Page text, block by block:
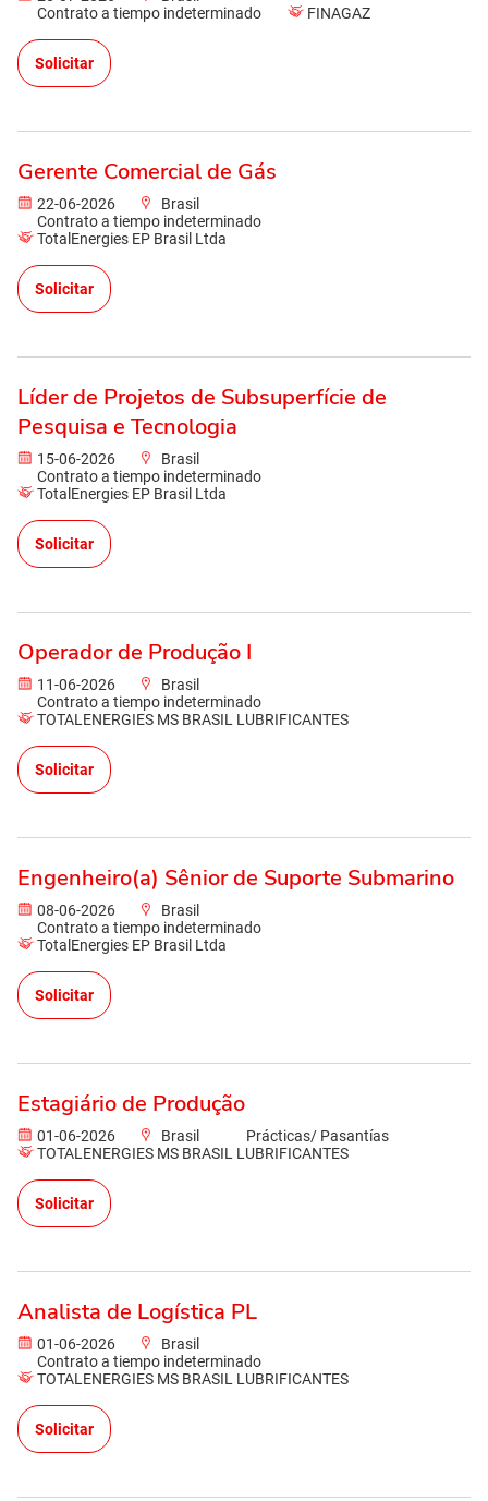
Contrato a tiempo indeterminado
FINAGAZ
Solicitar
Gerente Comercial de Gás
22-06-2026
Brasil
Contrato a tiempo indeterminado
TotalEnergies EP Brasil Ltda
Solicitar
Líder de Projetos de Subsuperfície de
Pesquisa e Tecnologia
15-06-2026
Brasil
Contrato a tiempo indeterminado
TotalEnergies EP Brasil Ltda
Solicitar
Operador de Produção I
11-06-2026
Brasil
Contrato a tiempo indeterminado
TOTALENERGIES MS BRASIL LUBRIFICANTES
Solicitar
Engenheiro(a) Sênior de Suporte Submarino
08-06-2026
Brasil
Contrato a tiempo indeterminado
TotalEnergies EP Brasil Ltda
Solicitar
Estagiário de Produção
01-06-2026 Brasil
Prácticas/ Pasantías
TOTALENERGIES MS BRASIL LUBRIFICANTES
Solicitar
Analista de Logística PL
01-06-2026
Brasil
Contrato a tiempo indeterminado
TOTALENERGIES MS BRASIL LUBRIFICANTES
Solicitar